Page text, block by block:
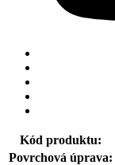
Kód produktu:
Povrchová úprava: